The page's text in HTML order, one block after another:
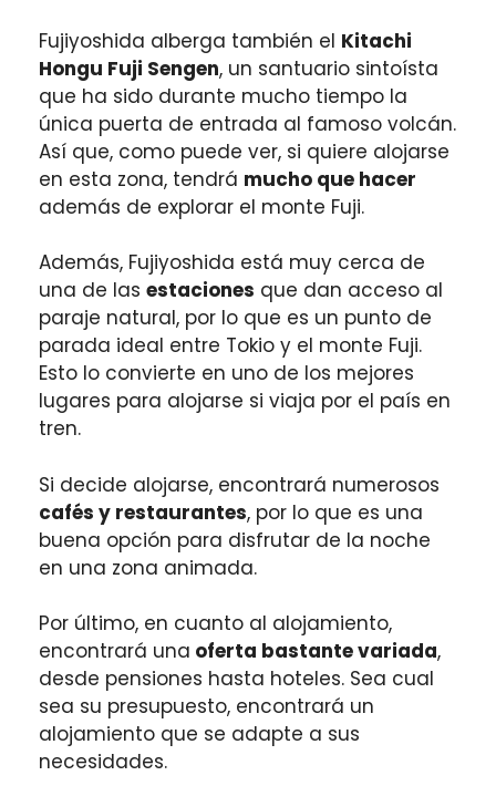
Fujiyoshida alberga también el Kitachi
Hongu Fuji Sengen, un santuario sintoísta
que ha sido durante mucho tiempo la
única puerta de entrada al famoso volcán.
Así que, como puede ver, si quiere alojarse
en esta zona, tendrá mucho que hacer
además de explorar el monte Fuji.
Además, Fujiyoshida está muy cerca de
una de las estaciones que dan acceso al
paraje natural, por lo que es un punto de
parada ideal entre Tokio y el monte Fuji.
Esto lo convierte en uno de los mejores
lugares para alojarse si viaja por el país en
tren.
Si decide alojarse, encontrará numerosos
cafés y restaurantes, por lo que es una
buena opción para disfrutar de la noche
en una zona animada.
Por último, en cuanto al alojamiento,
encontrará una oferta bastante variada,
desde pensiones hasta hoteles. Sea cual
sea su presupuesto, encontrará un
alojamiento que se adapte a sus
necesidades.